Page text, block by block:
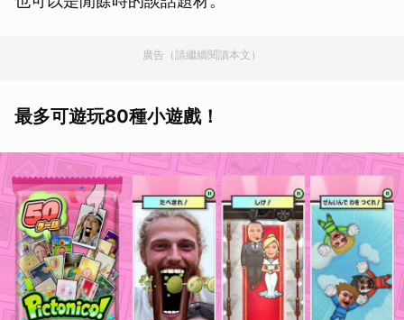
廣告（請繼續閱讀本文）
最多可遊玩80種小遊戲！